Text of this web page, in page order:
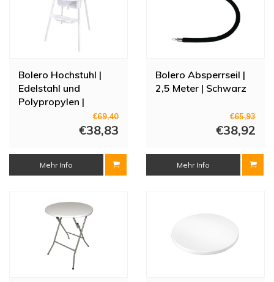
Bolero Hochstuhl |
Edelstahl und
Polypropylen |
Verstellbar 52-86 cm
€69,40
€38,83
Mehr Info
Bolero Absperrseil |
2,5 Meter | Schwarz
€65,93
€38,92
Mehr Info